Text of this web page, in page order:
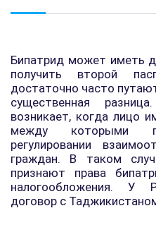
Бипатрид может иметь
получить второй
достаточно часто
существенная
возникает, когда лицо
между которыми
регулировании
граждан. В таком
признают права
налогообложения. У
договор с